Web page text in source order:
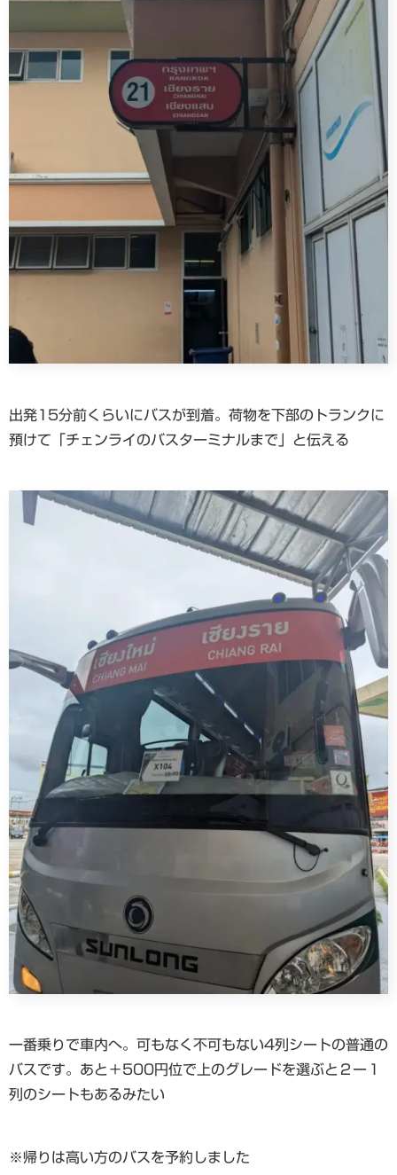
出発15分前くらいにバスが到着。荷物を下部のトランクに
預けて「チェンライのバスターミナルまで」と伝える
一番乗りで車内へ。可もなく不可もない4列シートの普通の
バスです。あと＋500円位で上のグレードを選ぶと２ー１
列のシートもあるみたい
※帰りは高い方のバスを予約しました